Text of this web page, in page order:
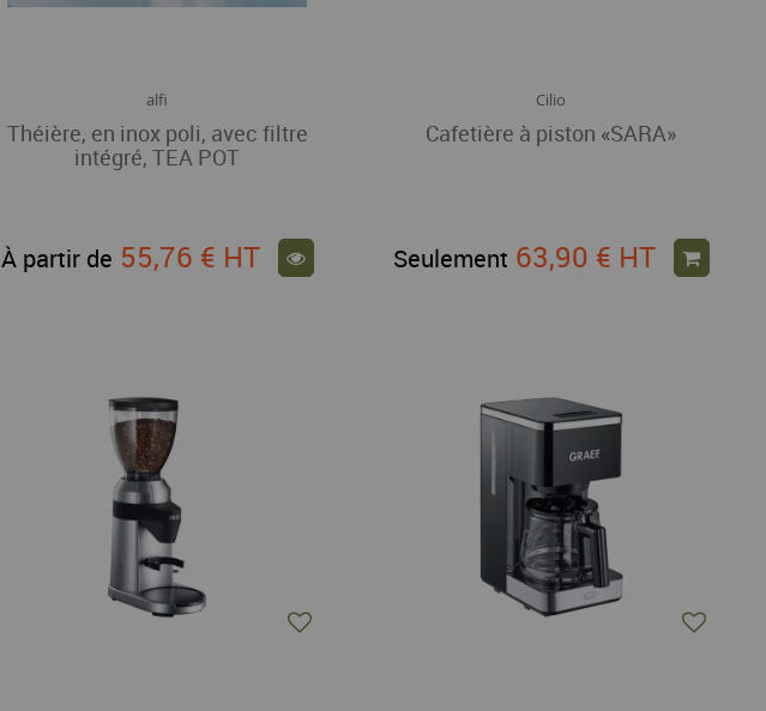
alfi
Théière, en inox poli, avec filtre
intégré, TEA POT
À partir de 55,76 € HT
Cilio
Cafetière à piston «SARA»
Seulement 63,90 € HT